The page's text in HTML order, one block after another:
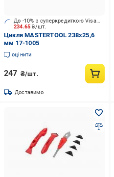
234.65₴/шт.
До -10% з суперкредиткою Visa Вигода
Цикля MASTERTOOL 238х25,6
мм 17-1005
оцінити
247 ₴/шт.
Доставимо